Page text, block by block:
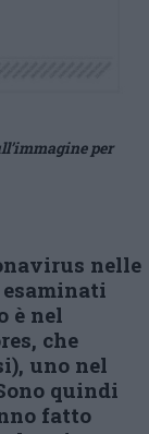
per
nelle
è nel
che
uno nel
quindi
fatto